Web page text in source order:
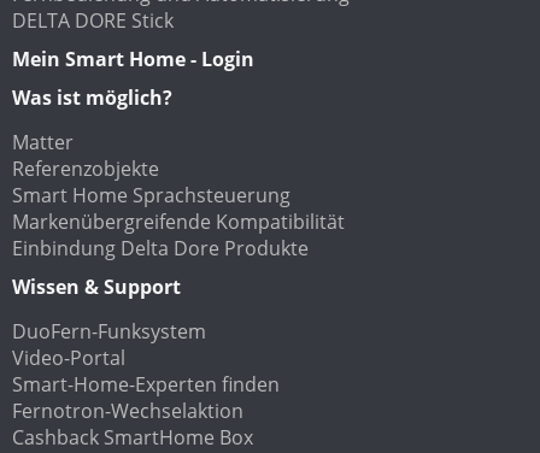
DELTA DORE Stick
Mein Smart Home - Login
Was ist möglich?
Matter
Referenzobjekte
Smart Home Sprachsteuerung
Markenübergreifende Kompatibilität
Einbindung Delta Dore Produkte
Wissen & Support
DuoFern-Funksystem
Video-Portal
Smart-Home-Experten finden
Fernotron-Wechselaktion
Cashback SmartHome Box